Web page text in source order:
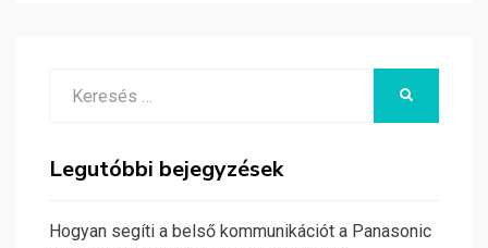
Legutóbbi bejegyzések
Hogyan segíti a belső kommunikációt a Panasonic